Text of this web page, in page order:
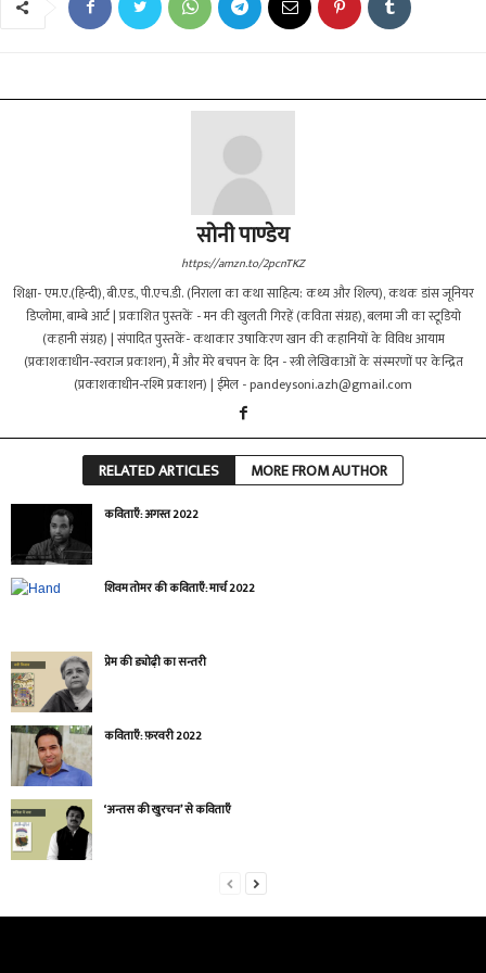
सोनी पाण्डेय
https://amzn.to/2pcnTKZ
शिक्षा- एम.ए.(हिन्दी), बी.एड., पी.एच.डी. (निराला का कथा साहित्य: कथ्य और शिल्प), कथक डांस जूनियर
डिप्लोमा, बाम्बे आर्ट | प्रकाशित पुस्तकें - मन की खुलती गिरहें (कविता संग्रह), बलमा जी का स्टूडियो
(कहानी संग्रह) | संपादित पुस्तकें- कथाकार उषाकिरण खान की कहानियों के विविध आयाम
(प्रकाशकाधीन-स्वराज प्रकाशन), मैं और मेरे बचपन के दिन - स्त्री लेखिकाओं के संस्मरणों पर केन्द्रित
(प्रकाशकाधीन-रश्मि प्रकाशन) | ईमेल -pandeysoni.azh@gmail.com
RELATED ARTICLES MORE FROM AUTHOR
कविताएँ: अगस्त 2022
शिवम तोमर की कविताएँ: मार्च 2022
प्रेम की ड्योढ़ी का सन्तरी
कविताएँ: फ़रवरी 2022
‘अन्तस की खुरचन’ से कविताएँ